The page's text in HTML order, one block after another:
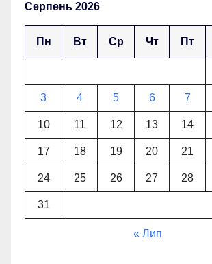
Серпень 2026
Пн Вт Ср Чт Пт
3 4 5 6 7
10 11 12 13 14
17 18 19 20 21
24 25 26 27 28
31
« Лип